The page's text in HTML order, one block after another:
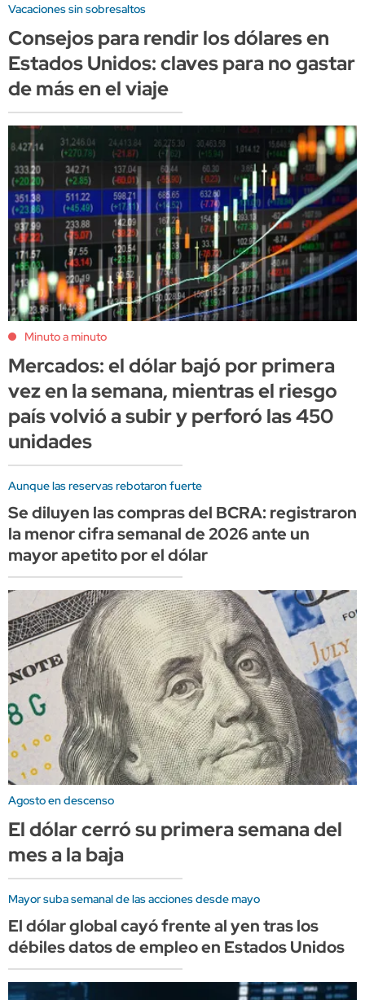
Vacaciones sin sobresaltos
Consejos para rendir los dólares en
Estados Unidos: claves para no gastar
de más en el viaje
Minuto a minuto
Mercados: el dólar bajó por primera
vez en la semana, mientras el riesgo
país volvió a subir y perforó las 450
unidades
Aunque las reservas rebotaron fuerte
Se diluyen las compras del BCRA: registraron
la menor cifra semanal de 2026 ante un
mayor apetito por el dólar
Agosto en descenso
El dólar cerró su primera semana del
mes a la baja
Mayor suba semanal de las acciones desde mayo
El dólar global cayó frente al yen tras los
débiles datos de empleo en Estados Unidos